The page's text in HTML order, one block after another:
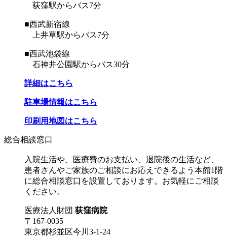
荻窪駅からバス7分
■西武新宿線
上井草駅からバス7分
■西武池袋線
石神井公園駅からバス30分
詳細はこちら
駐車場情報はこちら
印刷用地図はこちら
総合相談窓口
入院生活や、医療費のお支払い、退院後の生活など、
患者さんやご家族のご相談にお応えできるよう本館1階
に総合相談窓口を設置しております。お気軽にご相談
ください。
医療法人財団 荻窪病院
〒167-0035
東京都杉並区今川3-1-24